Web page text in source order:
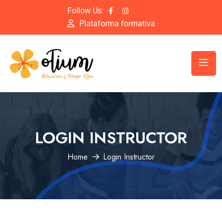
Follow Us:
Plataforma formativa
LOGIN INSTRUCTOR
Home Login Instructor